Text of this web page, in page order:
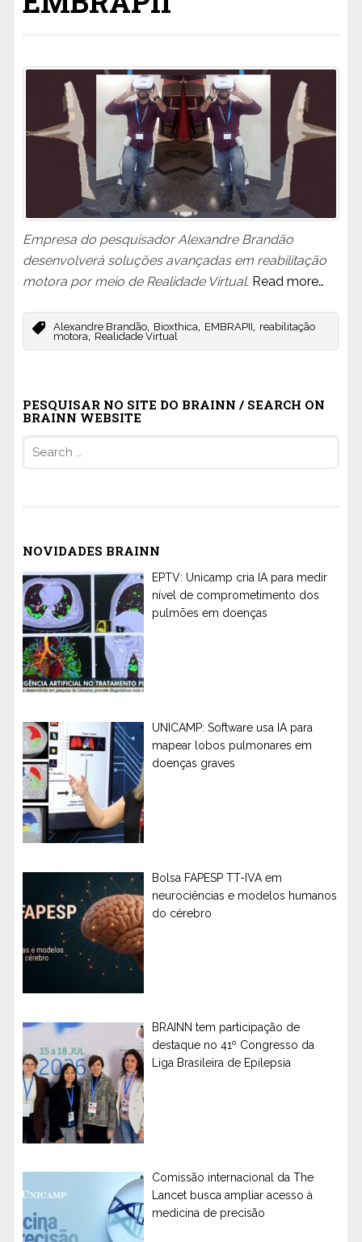
Empresa do pesquisador Alexandre Brandão
desenvolverá soluções avançadas em reabilitação
motora por meio de Realidade Virtual. Read more…
Alexandre Brandão, Bioxthica, EMBRAPII, reabilitação
motora, Realidade Virtual
PESQUISAR NO SITE DO BRAINN / SEARCH ON
BRAINN WEBSITE
NOVIDADES BRAINN
EPTV: Unicamp cria IA para medir
nível de comprometimento dos
pulmões em doenças
UNICAMP: Software usa IA para
mapear lobos pulmonares em
doenças graves
Bolsa FAPESP TT-IVA em
neurociências e modelos humanos
do cérebro
BRAINN tem participação de
destaque no 41º Congresso da
Liga Brasileira de Epilepsia
Comissão internacional da The
Lancet busca ampliar acesso à
medicina de precisão